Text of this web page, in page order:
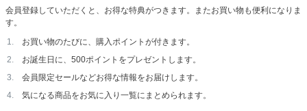
会員登録していただくと、お得な特典がつきます。またお買い物も便利になりま
す。
お買い物のたびに、購入ポイントが付きます。
お誕生日に、500ポイントをプレゼントします。
会員限定セールなどお得な情報をお届けします。
気になる商品をお気に入り一覧にまとめられます。